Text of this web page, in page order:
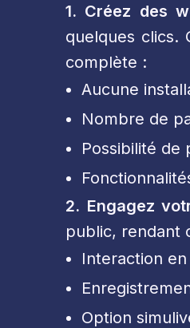
1. Créez des
quelques
complète :
Aucune
Nombre de
Possibilité de
2. Engagez
public, rendant
Interaction
Option